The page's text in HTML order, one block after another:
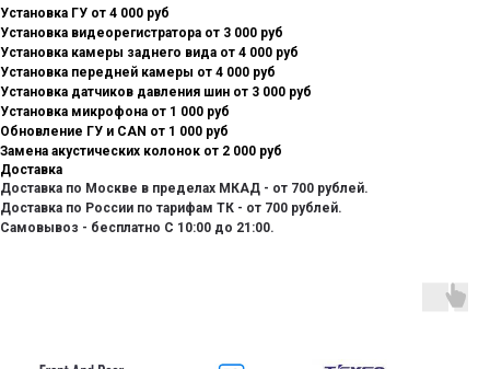
Установка ГУ от 4 000 руб
Установка видеорегистратора от 3 000 руб
Установка камеры заднего вида от 4 000 руб
Установка передней камеры от 4 000 руб
Установка датчиков давления шин от 3 000 руб
Установка микрофона от 1 000 руб
Обновление ГУ и CAN от 1 000 руб
Замена акустических колонок от 2 000 руб
Доставка
Доставка по Москве в пределах МКАД - от 700 рублей.
Доставка по России по тарифам ТК - от 700 рублей.
Самовывоз - бесплатно С 10:00 до 21:00.